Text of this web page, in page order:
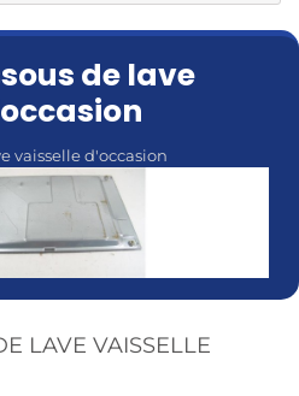
de lave
vaisselle d'occasion
LAVE VAISSELLE